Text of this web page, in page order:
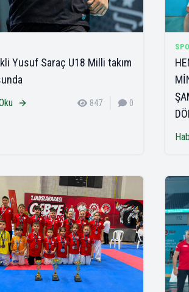
Yusuf Saraç U18 Milli takım
847 0